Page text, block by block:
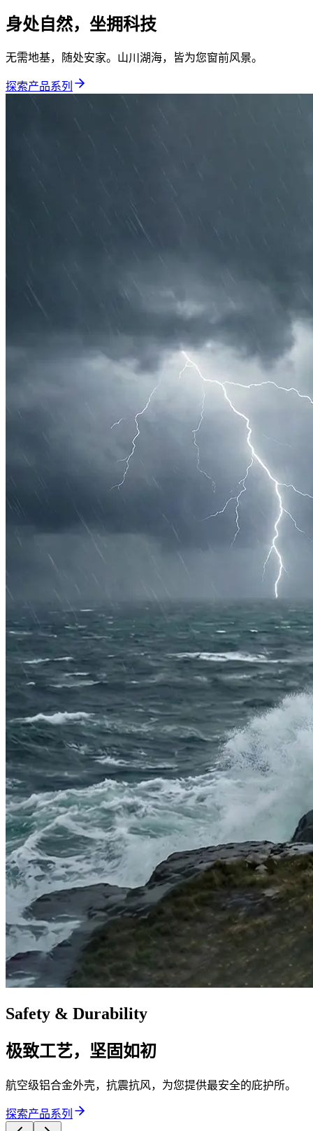
身处自然，坐拥科技
无需地基，随处安家。山川湖海，皆为您窗前风景。
探索产品系列
Safety & Durability
极致工艺，坚固如初
航空级铝合金外壳，抗震抗风，为您提供最安全的庇护所。
探索产品系列